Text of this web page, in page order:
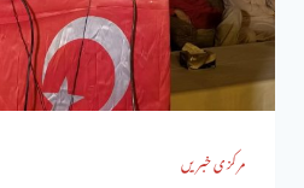
مرکزی خبریں